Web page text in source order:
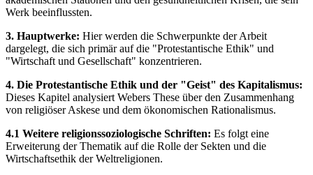
Werk beeinflussten.
3. Hauptwerke: Hier werden die Schwerpunkte der Arbeit
dargelegt, die sich primär auf die "Protestantische Ethik" und
"Wirtschaft und Gesellschaft" konzentrieren.
4. Die Protestantische Ethik und der "Geist" des Kapitalismus:
Dieses Kapitel analysiert Webers These über den Zusammenhang
von religiöser Askese und dem ökonomischen Rationalismus.
4.1 Weitere religionssoziologische Schriften: Es folgt eine
Erweiterung der Thematik auf die Rolle der Sekten und die
Wirtschaftsethik der Weltreligionen.